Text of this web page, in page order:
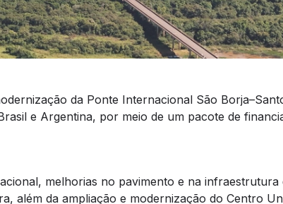
da Ponte Internacional São
e Argentina, por meio de um pacote de
melhorias no pavimento e na infraestrutura
além da ampliação e modernização do Centro